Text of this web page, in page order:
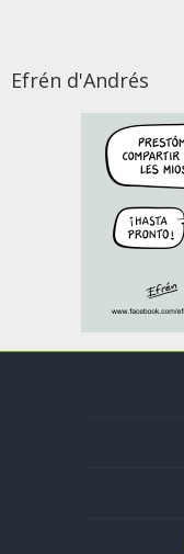
Efrén d'Andrés